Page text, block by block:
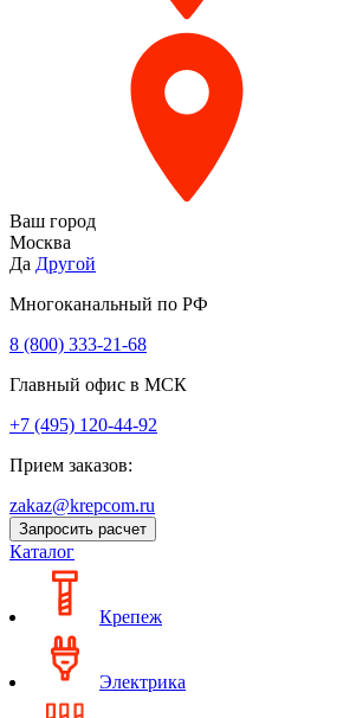
Ваш город
Москва
Да Другой
Многоканальный по РФ
8 (800) 333‑21-68
Главный офис в МСК
+7 (495) 120-44-92
Прием заказов:
zakaz@krepcom.ru
Запросить расчет
Каталог
Крепеж
Электрика